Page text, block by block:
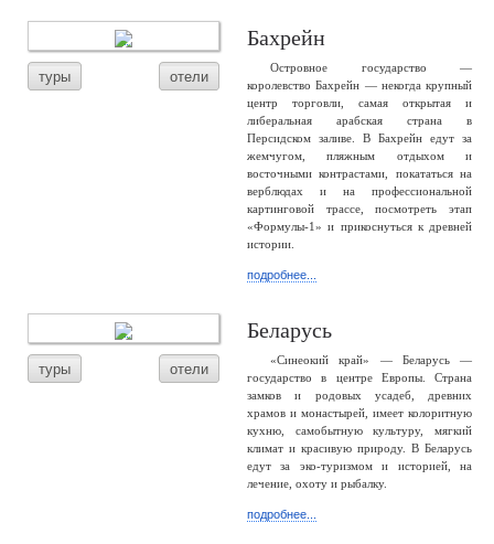
туры отели
Бахрейн
Островное государство —
королевство Бахрейн — некогда крупный
центр торговли, самая открытая и
либеральная арабская страна в
Персидском заливе. В Бахрейн едут за
жемчугом, пляжным отдыхом и
восточными контрастами, покататься на
верблюдах и на профессиональной
картинговой трассе, посмотреть этап
«Формулы-1» и прикоснуться к древней
истории.
подробнее...
туры отели
Беларусь
«Синеокий край» — Беларусь —
государство в центре Европы. Страна
замков и родовых усадеб, древних
храмов и монастырей, имеет колоритную
кухню, самобытную культуру, мягкий
климат и красивую природу. В Беларусь
едут за эко-туризмом и историей, на
лечение, охоту и рыбалку.
подробнее...